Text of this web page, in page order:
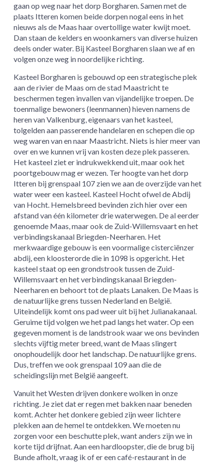
gaan op weg naar het dorp Borgharen. Samen met de
plaats Itteren komen beide dorpen nogal eens in het
nieuws als de Maas haar overtollige water kwijt moet.
Dan staan de kelders en woonkamers van diverse huizen
deels onder water. Bij Kasteel Borgharen slaan we af en
volgen onze weg in noordelijke richting.
Kasteel Borgharen is gebouwd op een strategische plek
aan de rivier de Maas om de stad Maastricht te
beschermen tegen invallen van vijandelijke troepen. De
toenmalige bewoners (leenmannen) hieven namens de
heren van Valkenburg, eigenaars van het kasteel,
tolgelden aan passerende handelaren en schepen die op
weg waren van en naar Maastricht. Niets is hier meer van
over en we kunnen vrij van kosten deze plek passeren.
Het kasteel ziet er indrukwekkend uit, maar ook het
poortgebouw mag er wezen. Ter hoogte van het dorp
Itteren bij grenspaal 107 zien we aan de overzijde van het
water weer een kasteel. Kasteel Hocht ofwel de Abdij
van Hocht. Hemelsbreed bevinden zich hier over een
afstand van één kilometer drie waterwegen. De al eerder
genoemde Maas, maar ook de Zuid-Willemsvaart en het
verbindingskanaal Briegden-Neerharen. Het
merkwaardige gebouw is een voormalige cisterciënzer
abdij, een kloosterorde die in 1098 is opgericht. Het
kasteel staat op een grondstrook tussen de Zuid-
Willemsvaart en het verbindingskanaal Briegden-
Neerharen en behoort tot de plaats Lanaken. De Maas is
de natuurlijke grens tussen Nederland en België.
Uiteindelijk komt ons pad weer uit bij het Julianakanaal.
Geruime tijd volgen we het pad langs het water. Op een
gegeven moment is de landstrook waar we ons bevinden
slechts vijftig meter breed, want de Maas slingert
onophoudelijk door het landschap. De natuurlijke grens.
Dus, treffen we ook grenspaal 109 aan die de
scheidingslijn met België aangeeft.
Vanuit het Westen drijven donkere wolken in onze
richting. Je ziet dat er regen met bakken naar beneden
komt. Achter het donkere gebied zijn weer lichtere
plekken aan de hemel te ontdekken. We moeten nu
zorgen voor een beschutte plek, want anders zijn we in
korte tijd drijfnat. Aan een hardloopster, die de brug bij
Bunde afholt, vraag ik of er een café-restaurant in de